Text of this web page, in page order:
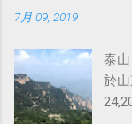
霧
「
名
間
上
名
嶽
7月 09, 2019
泰
於